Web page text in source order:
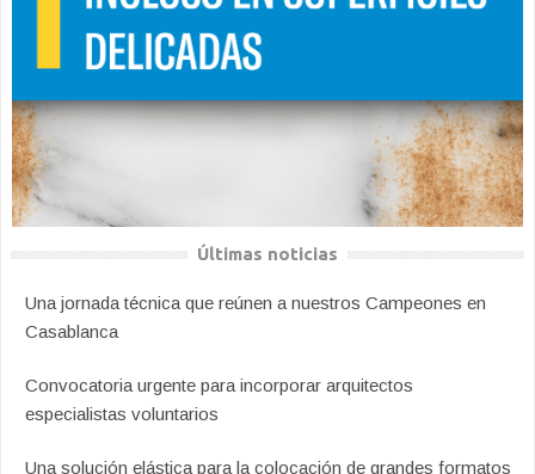
Últimas noticias
Una jornada técnica que reúnen a nuestros Campeones en
Casablanca
Convocatoria urgente para incorporar arquitectos
especialistas voluntarios
Una solución elástica para la colocación de grandes formatos